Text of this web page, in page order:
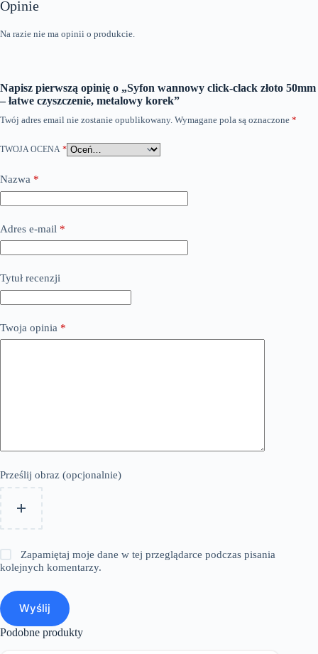
Opinie
Na razie nie ma opinii o produkcie.
Napisz pierwszą opinię o „Syfon wannowy click-clack złoto 50mm
– łatwe czyszczenie, metalowy korek”
Twój adres email nie zostanie opublikowany. Wymagane pola są oznaczone *
TWOJA OCENA *
Nazwa *
Adres e-mail *
Tytuł recenzji
Twoja opinia *
Prześlij obraz (opcjonalnie)
Zapamiętaj moje dane w tej przeglądarce podczas pisania
kolejnych komentarzy.
Wyślij
Podobne produkty